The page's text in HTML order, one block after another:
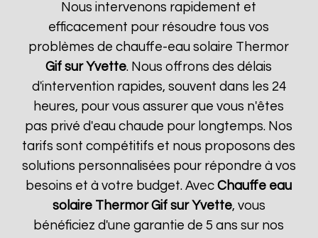
Nous intervenons rapidement et
efficacement pour résoudre tous vos
problèmes de chauffe-eau solaire Thermor
Gif sur Yvette. Nous offrons des délais
d'intervention rapides, souvent dans les 24
heures, pour vous assurer que vous n'êtes
pas privé d'eau chaude pour longtemps. Nos
tarifs sont compétitifs et nous proposons des
solutions personnalisées pour répondre à vos
besoins et à votre budget. AvecChauffe eau
solaire Thermor Gif sur Yvette, vous
bénéficiez d'une garantie de 5 ans sur nos